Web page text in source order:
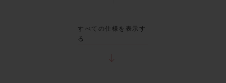
すべての仕様を表示す
る